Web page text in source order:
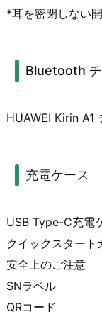
*耳を密閉しない
Bluetooth チ
HUAWEI Kirin A1
充電ケース
USB Type-C充電
クイックスタート
安全上のご注意
SNラベル
QRコード